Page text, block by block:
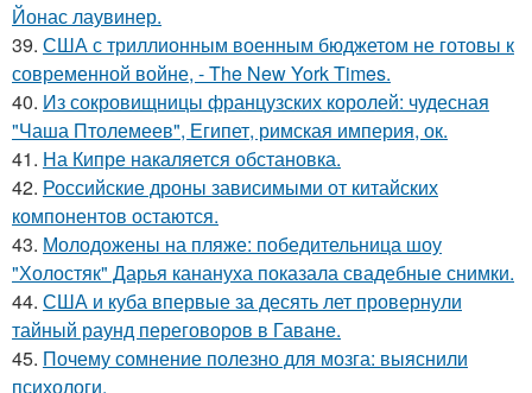
Йонас лаувинер.
39. США с триллионным военным бюджетом не готовы к
современной войне, - The New York Times.
40. Из сокровищницы французских королей: чудесная
"Чаша Птолемеев", Египет, римская империя, ок.
41. На Кипре накаляется обстановка.
42. Российские дроны зависимыми от китайских
компонентов остаются.
43. Молодожены на пляже: победительница шоу
"Холостяк" Дарья канануха показала свадебные снимки.
44. США и куба впервые за десять лет провернули
тайный раунд переговоров в Гаване.
45. Почему сомнение полезно для мозга: выяснили
психологи.